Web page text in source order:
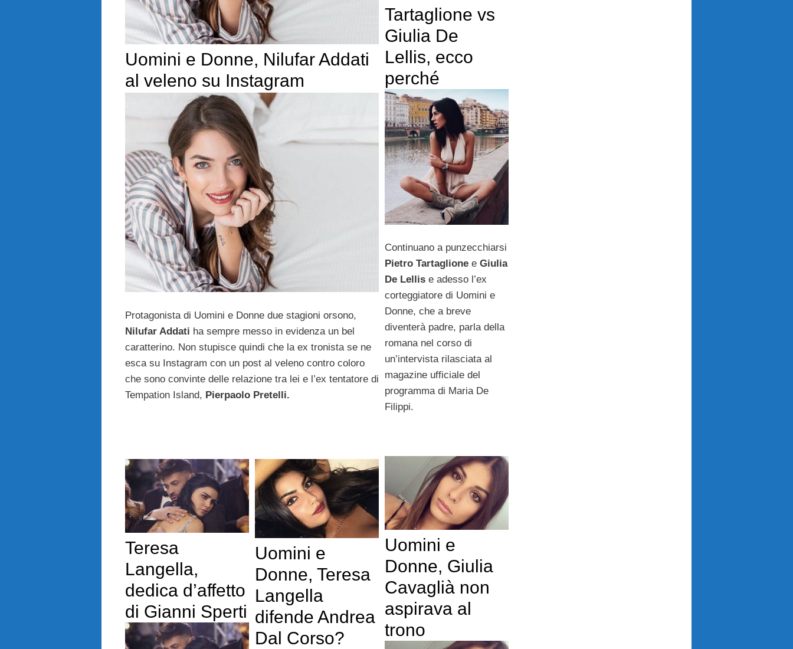
Uomini e Donne, Nilufar Addati
al veleno su Instagram
Protagonista di Uomini e Donne due stagioni orsono,
Nilufar Addati ha sempre messo in evidenza un bel
caratterino. Non stupisce quindi che la ex tronista se ne
esca su Instagram con un post al veleno contro coloro
che sono convinte delle relazione tra lei e l’ex tentatore di
Tempation Island, Pierpaolo Pretelli.
Tartaglione vs
Giulia De
Lellis, ecco
perché
Continuano a punzecchiarsi
Pietro Tartaglionee Giulia
De Lellise adesso l’ex
corteggiatore di Uomini e
Donne, che a breve
diventerà padre, parla della
romana nel corso di
un’intervista rilasciata al
magazine ufficiale del
programma di Maria De
Filippi.
Uomini e
Donne, Giulia
Cavaglià non
aspirava al
trono
Teresa
Langella,
dedica d’affetto
di Gianni Sperti
Uomini e
Donne, Teresa
Langella
difende Andrea
Dal Corso?